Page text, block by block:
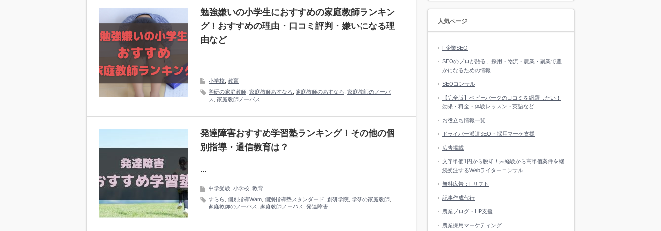
勉強嫌いの小学生におすすめの家庭教師ランキン
グ！おすすめの理由・口コミ評判・嫌いになる理
由など
…
小学校 教育
学研の家庭教師 家庭教師あすなろ 家庭教師のあすなろ 家庭教師のノーバ
ス
家庭教師ノーバス
発達障害おすすめ学習塾ランキング！その他の個
別指導・通信教育は？
…
中学受験 小学校 教育
すらら 個別指導Wam 個別指導塾スタンダード 創研学院 学研の家庭教師
家庭教師のノーバス
家庭教師ノーバス 発達障害
人気ページ
F企業SEO
SEOのプロが語る、採用・物流・農業・副業で豊
かになるための情報
SEOコンサル
【完全版】ベビーパークの口コミを網羅したい！
効果・料金・体験レッスン・英語など
お役立ち情報一覧
ドライバー派遣SEO・採用マーケ支援
広告掲載
文字単価1円から脱却！未経験から高単価案件を継
続受注するWebライターコンサル
無料広告：Fリフト
記事作成代行
農業ブログ・HP支援
農業採用マーケティング